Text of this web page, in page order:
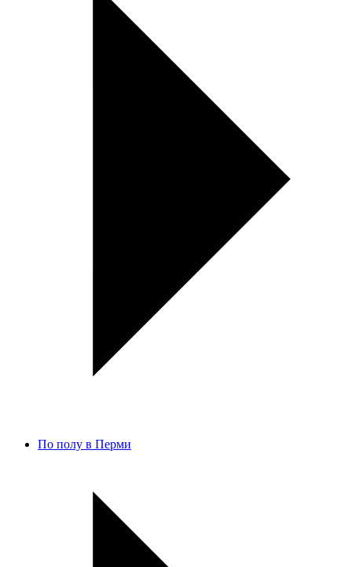
По полу в Перми